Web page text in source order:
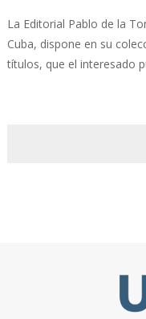
La Editorial Pablo de la
Cuba, dispone en su
títulos, que el interesado